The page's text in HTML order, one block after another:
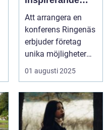
plats för din
nästa
företagssamma
nkomst
Att arrangera en
konferens Ringenäs
erbjuder företag
unika möjligheter
att kombinera ...
01 augusti 2025